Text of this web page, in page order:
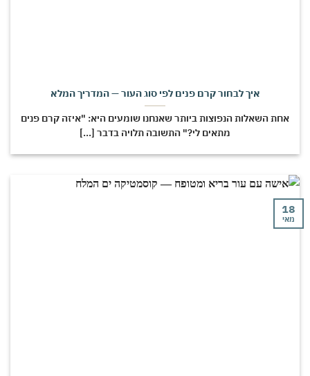
איך לבחור קרם פנים לפי סוג העור — המדריך המלא
אחת השאלות הנפוצות ביותר שאנחנו שומעים היא: "איזה קרם פנים
מתאים לי?" התשובה תלויה בדבר [...]